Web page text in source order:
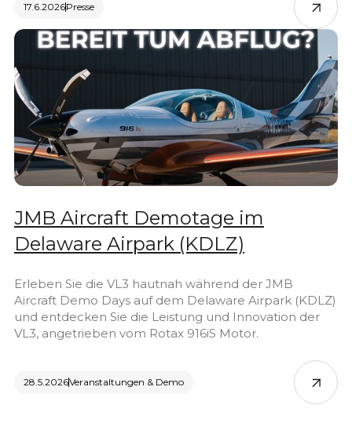
17.6.2026Presse
JMB Aircraft Demotage im
Delaware Airpark (KDLZ)
Erleben Sie die VL3 hautnah während der JMB
Aircraft Demo Days auf dem Delaware Airpark (KDLZ)
und entdecken Sie die Leistung und Innovation der
VL3, angetrieben vom Rotax 916iS Motor.
28.5.2026Veranstaltungen & Demo